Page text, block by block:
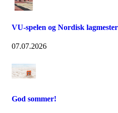
VU-spelen og Nordisk
07.07.2026
God sommer!